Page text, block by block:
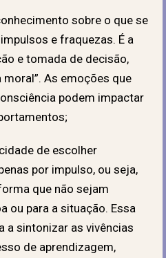
sobre o que se
e fraquezas. É a
e tomada de decisão,
As emoções que
podem impactar
de escolher
por impulso, ou seja,
que não sejam
ou para a situação. Essa
a sintonizar as vivências
de aprendizagem,